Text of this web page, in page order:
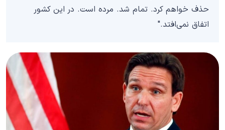
حذف خواهم کرد. تمام شد. مرده است. در این کشور
اتفاق نمی‌افتد."